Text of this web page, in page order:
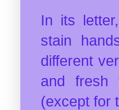
In its
stain
different
and fresh
(except for